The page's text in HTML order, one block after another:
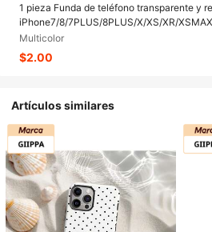
1 pieza Funda de teléfono transparente y
iPhone7/8/7PLUS/8PLUS/X/XS/XR/
Multicolor
$2.00
Artículos similares